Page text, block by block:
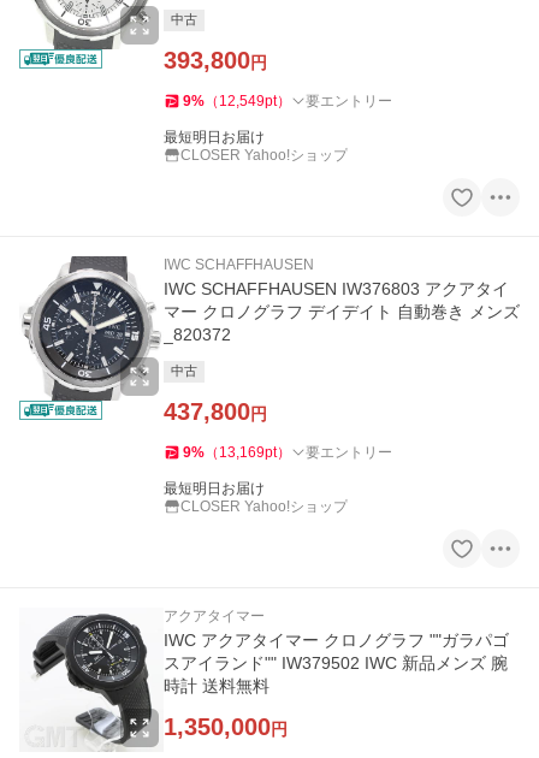
中古
393,800円
9% （ 12,549pt） 要エントリー
最短明日お届け
CLOSER Yahoo!ショップ
IWC SCHAFFHAUSEN
IWC SCHAFFHAUSEN IW376803 アクアタイ
マー クロノグラフ デイデイト 自動巻き メンズ
_820372
中古
437,800円
9% （ 13,169pt） 要エントリー
最短明日お届け
CLOSER Yahoo!ショップ
アクアタイマー
IWC アクアタイマー クロノグラフ ""ガラパゴ
スアイランド"" IW379502 IWC 新品メンズ 腕
時計 送料無料
1,350,000円